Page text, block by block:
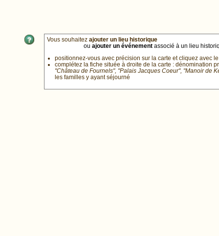
Vous souhaitez ajouter un lieu historique
ou ajouter un événement associé à un lieu
positionnez-vous avec précision sur la carte et cliquez avec
complétez la fiche située à droite de la carte : dénomination
"Château de Fournels", "Palais Jacques Coeur", "Manoir de
les familles y ayant séjourné